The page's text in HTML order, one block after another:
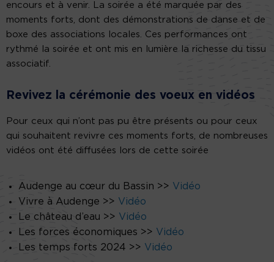
encours et à venir. La soirée a été marquée par des
moments forts, dont des démonstrations de danse et de
boxe des associations locales. Ces performances ont
rythmé la soirée et ont mis en lumière la richesse du tissu
associatif.
Revivez la cérémonie des voeux en vidéos
Pour ceux qui n’ont pas pu être présents ou pour ceux
qui souhaitent revivre ces moments forts, de nombreuses
vidéos ont été diffusées lors de cette soirée
Audenge au cœur du Bassin >> Vidéo
Vivre à Audenge >> Vidéo
Le château d’eau >> Vidéo
Les forces économiques >> Vidéo
Les temps forts 2024 >> Vidéo